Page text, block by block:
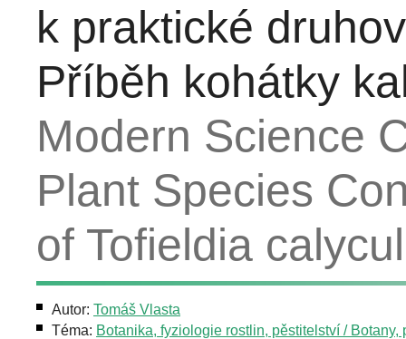
k praktické
Příběh kohátky
Modern Science
Plant Species
of Tofieldia
Autor: Tomáš Vlasta
Téma: Botanika, fyziologie rostlin, pěstitelství / Botany,